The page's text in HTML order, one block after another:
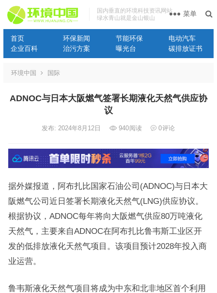
国内垂直的环境科技资讯网站
绿水青山就是金山银山
首页 环保新闻 节能环保
电动汽车
企业百科
治污方案 曝光台 碳排放证书
菜单
环境中国 国际
ADNOC与日本大阪燃气签署长期液化天然气供应协
议
发布: 2024年8月12日 940阅读 0评论
据外媒报道，阿布扎比国家石油公司(ADNOC)与日本大
阪燃气公司近日签署长期液化天然气(LNG)供应协议。
根据协议，ADNOC每年将向大阪燃气供应80万吨液化
天然气，主要来自ADNOC在阿布扎比鲁韦斯工业区开
发的低排放液化天然气项目。该项目预计2028年投入商
业运营。
鲁韦斯液化天然气项目将成为中东和北非地区首个利用